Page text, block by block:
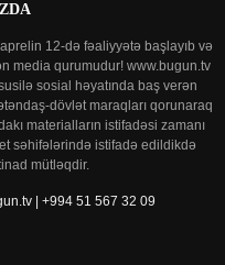
12-də fəaliyyətə başlayıb və
media qurumudur! www.bugun.tv
sosial həyatında baş verən
dövlət maraqları qorunaraq
materialların istifadəsi zamanı
səhifələrində istifadə edildikdə
mütləqdir.
| +994 51 567 32 09